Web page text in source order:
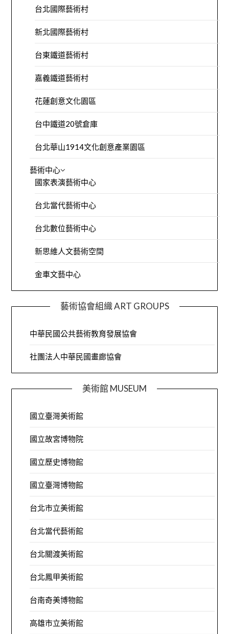
台北國際藝術村
新北國際藝術村
台東鐵道藝術村
嘉義鐵道藝術村
花蓮創意文化園區
台中鐵道20號倉庫
台北華山1914文化創意產業園區
藝術中心
國家表演藝術中心
台北當代藝術中心
台北數位藝術中心
新思維人文藝術空間
金車文藝中心
藝術協會組織 ART GROUPS
中華民國公共藝術教育發展協會
社團法人中華民國畫廊協會
美術館 MUSEUM
國立臺灣美術館
國立故宮博物院
國立歷史博物館
國立臺灣博物館
台北市立美術館
台北當代藝術館
台北關渡美術館
台北鳳甲美術館
台南奇美博物館
高雄市立美術館